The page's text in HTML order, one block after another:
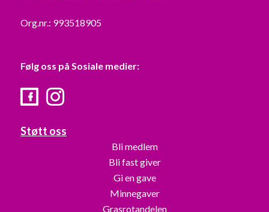
Org.nr.: 993518905
Følg oss på Sosiale medier:
FacebookInstagram
Støtt oss
Bli medlem
Bli fast giver
Gi en gave
Minnegaver
Grasrotandelen